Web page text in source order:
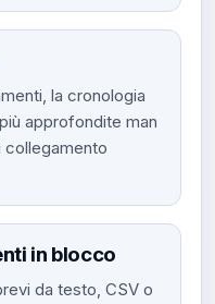
la cronologia
approfondite man
collegamento
in blocco
da testo, CSV o